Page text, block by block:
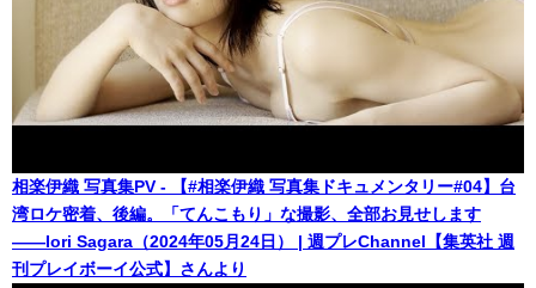
相楽伊織 写真集PV - 【#相楽伊織 写真集ドキュメンタリー#04】台
湾ロケ密着、後編。「てんこもり」な撮影、全部お見せします
――Iori Sagara（2024年05月24日） | 週プレChannel【集英社 週
刊プレイボーイ公式】さんより